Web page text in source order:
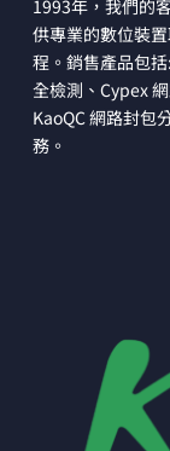
1993年，我們的
供專業的數位裝
程。銷售產品包
全檢測、Cypex
KaoQC 網路封包
務。